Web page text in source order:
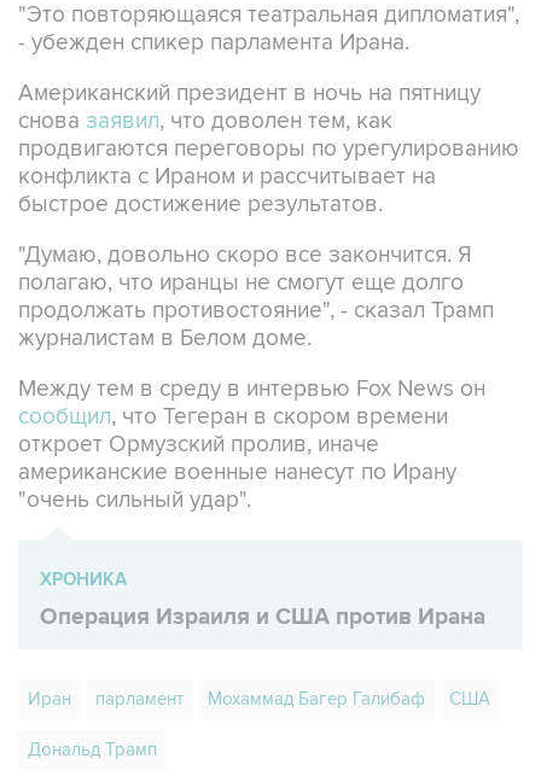
"Это повторяющаяся театральная дипломатия",
- убежден спикер парламента Ирана.
Американский президент в ночь на пятницу
снова заявил, что доволен тем, как
продвигаются переговоры по урегулированию
конфликта с Ираном и рассчитывает на
быстрое достижение результатов.
"Думаю, довольно скоро все закончится. Я
полагаю, что иранцы не смогут еще долго
продолжать противостояние", - сказал Трамп
журналистам в Белом доме.
Между тем в среду в интервью Fox News он
сообщил, что Тегеран в скором времени
откроет Ормузский пролив, иначе
американские военные нанесут по Ирану
"очень сильный удар".
ХРОНИКА
Операция Израиля и США против Ирана
Иран парламент Мохаммад Багер Галибаф США
Дональд Трамп